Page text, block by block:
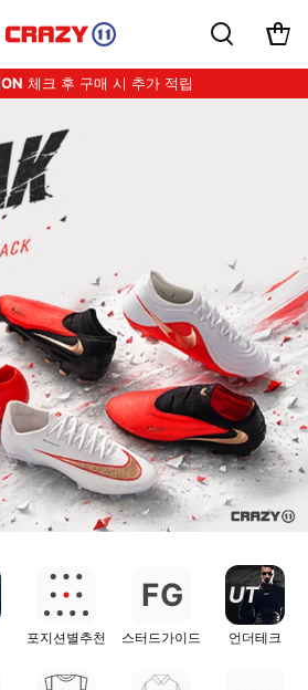
체크 후 구매 시 추가 적립
포지션별추천
FG
스터드가이드
UT
언더테크